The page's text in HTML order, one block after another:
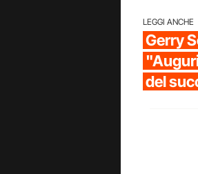
LEGGI ANCHE
Gerry
del